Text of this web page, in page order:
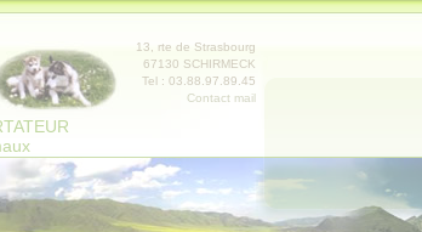
13, rte de Strasbourg
67130 SCHIRMECK
Tel : 03.88.97.89.45
Contact mail